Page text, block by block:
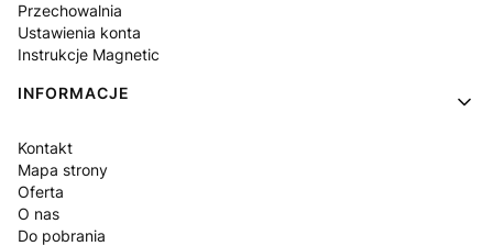
Przechowalnia
Ustawienia konta
Instrukcje Magnetic
INFORMACJE
Kontakt
Mapa strony
Oferta
O nas
Do pobrania